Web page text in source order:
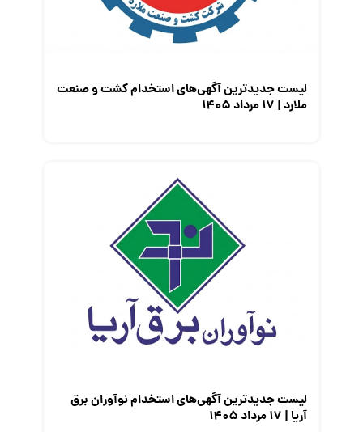
لیست جدیدترین آگهی‌های استخدام کشت و صنعت
ملارد | ۱۷ مرداد ۱۴۰۵
لیست جدیدترین آگهی‌های استخدام نوآوران برق
آریا | ۱۷ مرداد ۱۴۰۵